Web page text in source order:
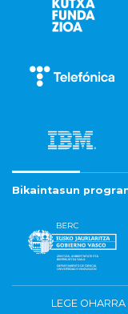
Bikaintasun
LEGE OHARRA